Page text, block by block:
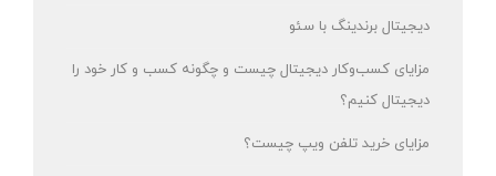
دیجیتال برندینگ با سئو
مزایای کسب‌وکار دیجیتال چیست و چگونه کسب و کار خود را
دیجیتال کنیم؟
مزایای خرید تلفن ویپ چیست؟